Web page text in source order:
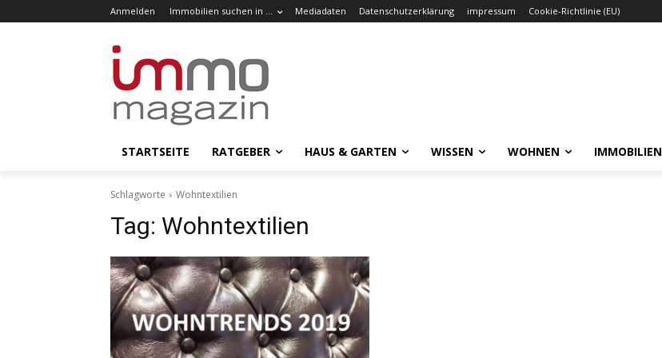
Anmelden Immobilien suchen in … Mediadaten Datenschutzerklärung impressum Cookie-Richtlinie (EU)
STARTSEITE RATGEBER HAUS & GARTEN WISSEN WOHNEN IMMOBILIEN
Schlagworte Wohntextilien
Tag: Wohntextilien